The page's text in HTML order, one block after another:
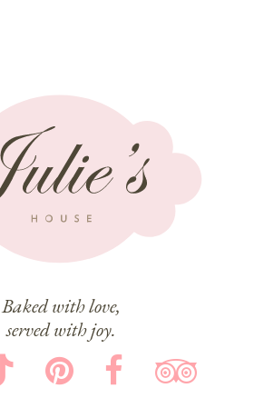
Baked with love,
served with joy.